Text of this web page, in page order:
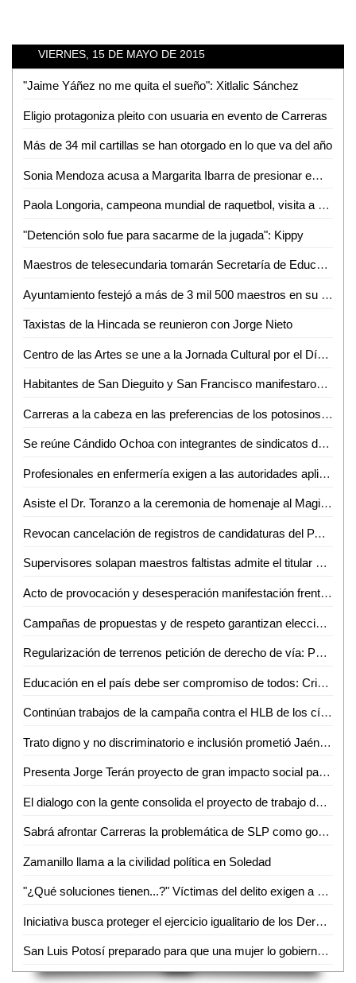
VIERNES, 15 DE MAYO DE 2015
"Jaime Yáñez no me quita el sueño": Xitlalic Sánchez
Eligio protagoniza pleito con usuaria en evento de Carreras
Más de 34 mil cartillas se han otorgado en lo que va del año
Sonia Mendoza acusa a Margarita Ibarra de presionar empleados por voto al PRI
Paola Longoria, campeona mundial de raquetbol, visita a pacientes con cáncer del IMSS
"Detención solo fue para sacarme de la jugada": Kippy
Maestros de telesecundaria tomarán Secretaría de Educación
Ayuntamiento festejó a más de 3 mil 500 maestros en su día
Taxistas de la Hincada se reunieron con Jorge Nieto
Centro de las Artes se une a la Jornada Cultural por el Día Internacional del Museo
Habitantes de San Dieguito y San Francisco manifestaron su apoyo a Ada Gea
Carreras a la cabeza en las preferencias de los potosinos: Hendricks
Se reúne Cándido Ochoa con integrantes de sindicatos de Tambaca
Profesionales en enfermería exigen a las autoridades aplicación de la Norma 019
Asiste el Dr. Toranzo a la ceremonia de homenaje al Magisterio Potosino
Revocan cancelación de registros de candidaturas del PAN, PRD y PT a alcaldías en SLP
Supervisores solapan maestros faltistas admite el titular de la URSEHN
Acto de provocación y desesperación manifestación frente a casa de campaña
Campañas de propuestas y de respeto garantizan elecciones tranquilas en el Altiplano
Regularización de terrenos petición de derecho de vía: Paco Gomez
Educación en el país debe ser compromiso de todos: Crisógono Sánchez
Continúan trabajos de la campaña contra el HLB de los cítricos en SLP
Trato digno y no discriminatorio e inclusión prometió Jaén Castilla a los chavos banda
Presenta Jorge Terán proyecto de gran impacto social para anticiparse a padecimientos de salud
El dialogo con la gente consolida el proyecto de trabajo de Jorge Terán Juárez
Sabrá afrontar Carreras la problemática de SLP como gobernador: Notarios
Zamanillo llama a la civilidad política en Soledad
"¿Qué soluciones tienen...?" Víctimas del delito exigen a candidatos propuestas sobre seguridad
Iniciativa busca proteger el ejercicio igualitario de los Derechos de los Niños
San Luis Potosí preparado para que una mujer lo gobierne: Ysabel Gómez Galán